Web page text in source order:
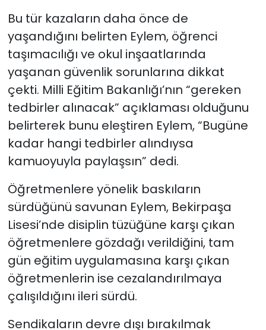
Bu tür kazaların daha önce de
yaşandığını belirten Eylem, öğrenci
taşımacılığı ve okul inşaatlarında
yaşanan güvenlik sorunlarına dikkat
çekti. Milli Eğitim Bakanlığı’nın “gereken
tedbirler alınacak” açıklaması olduğunu
belirterek bunu eleştiren Eylem, “Bugüne
kadar hangi tedbirler alındıysa
kamuoyuyla paylaşsın” dedi.
Öğretmenlere yönelik baskıların
sürdüğünü savunan Eylem, Bekirpaşa
Lisesi’nde disiplin tüzüğüne karşı çıkan
öğretmenlere gözdağı verildiğini, tam
gün eğitim uygulamasına karşı çıkan
öğretmenlerin ise cezalandırılmaya
çalışıldığını ileri sürdü.
Sendikaların devre dışı bırakılmak